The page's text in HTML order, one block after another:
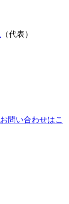
（代表）
お問い合わせはこ